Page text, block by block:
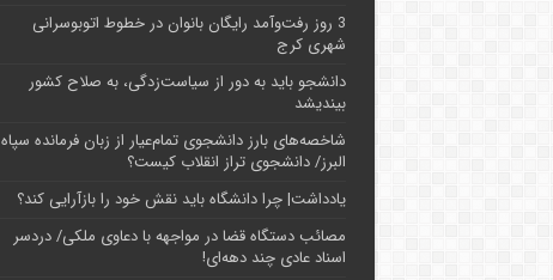
3 روز رفت‌وآمد رایگان بانوان در خطوط اتوبوسرانی
شهری کرج
دانشجو باید به دور از سیاست‌زدگی، به صلاح کشور
بیندیشد
شاخصه‌های بارز دانشجوی تمام‌عیار از زبان فرمانده سپاه
البرز/ دانشجوی تراز انقلاب کیست؟
یادداشت| چرا دانشگاه باید نقش خود را بازآرایی کند؟
مصائب دستگاه قضا در مواجهه با دعاوی ملکی/ دردسر
اسناد عادی چند‌ دهه‌ای!